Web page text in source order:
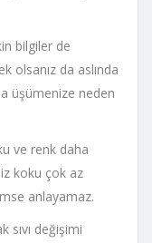
bilgiler de
olsanız da aslında
üşümenize neden
ve renk daha
koku çok az
anlayamaz.
sıvı değişimi